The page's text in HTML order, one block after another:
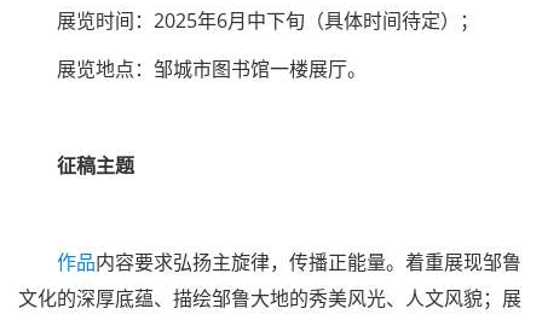
展览时间：2025年6月中下旬（具体时间待定）；
展览地点：邹城市图书馆一楼展厅。
征稿主题
作品内容要求弘扬主旋律，传播正能量。着重展现邹鲁
文化的深厚底蕴、描绘邹鲁大地的秀美风光、人文风貌；展